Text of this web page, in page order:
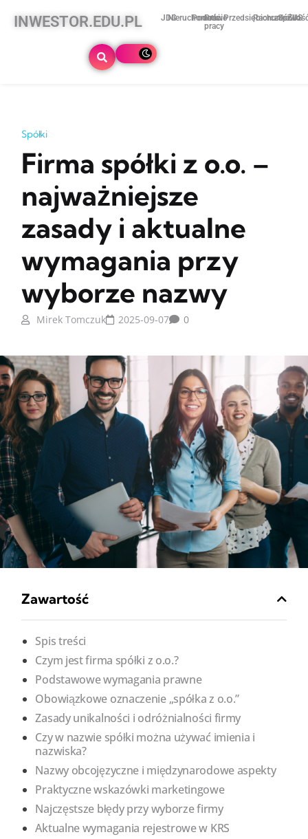
INWESTOR.EDU.PL JDGNieruchomości
Podatki
Prawo
pracy
Przedsiębiorczość
Spółki
ZUS
Spółki
Firma spółki z o.o. –
najważniejsze
zasady i aktualne
wymagania przy
wyborze nazwy
Mirek Tomczuk 2025-09-07 0
Zawartość
Spis treści
Czym jest firma spółki z o.o.?
Podstawowe wymagania prawne
Obowiązkowe oznaczenie „spółka z o.o.”
Zasady unikalności i odróżnialności firmy
Czy w nazwie spółki można używać imienia i
nazwiska?
Nazwy obcojęzyczne i międzynarodowe aspekty
Praktyczne wskazówki marketingowe
Najczęstsze błędy przy wyborze firmy
Aktualne wymagania rejestrowe w KRS